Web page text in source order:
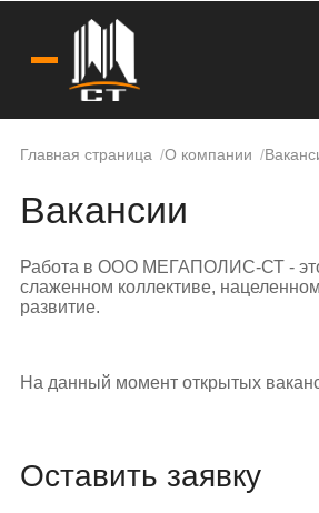
Главная страница О компании
Вакансии
Работа в ООО МЕГАПОЛИС-СТ -
слаженном коллективе,
развитие.
На данный момент открытых
Оставить заявку